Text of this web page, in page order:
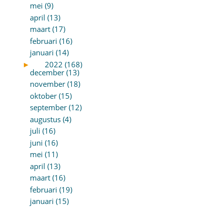
mei (9)
april (13)
maart (17)
februari (16)
januari (14)
►
2022 (168)
december (13)
november (18)
oktober (15)
september (12)
augustus (4)
juli (16)
juni (16)
mei (11)
april (13)
maart (16)
februari (19)
januari (15)